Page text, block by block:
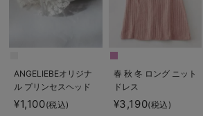
ANGELIEBEオリジナ
ル プリンセスヘッド
ドレス
¥1,100(税込)
春 秋 冬 ロング ニット
ドレス
¥3,190(税込)